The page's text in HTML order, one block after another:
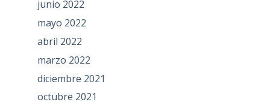
junio 2022
mayo 2022
abril 2022
marzo 2022
diciembre 2021
octubre 2021